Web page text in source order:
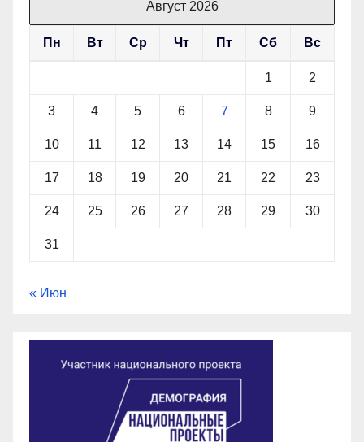
Август 2026
Пн Вт Ср Чт Пт Сб Вс
1 2
3 4 5 6 7 8 9
10 11 12 13 14 15 16
17 18 19 20 21 22 23
24 25 26 27 28 29 30
31
« Июн